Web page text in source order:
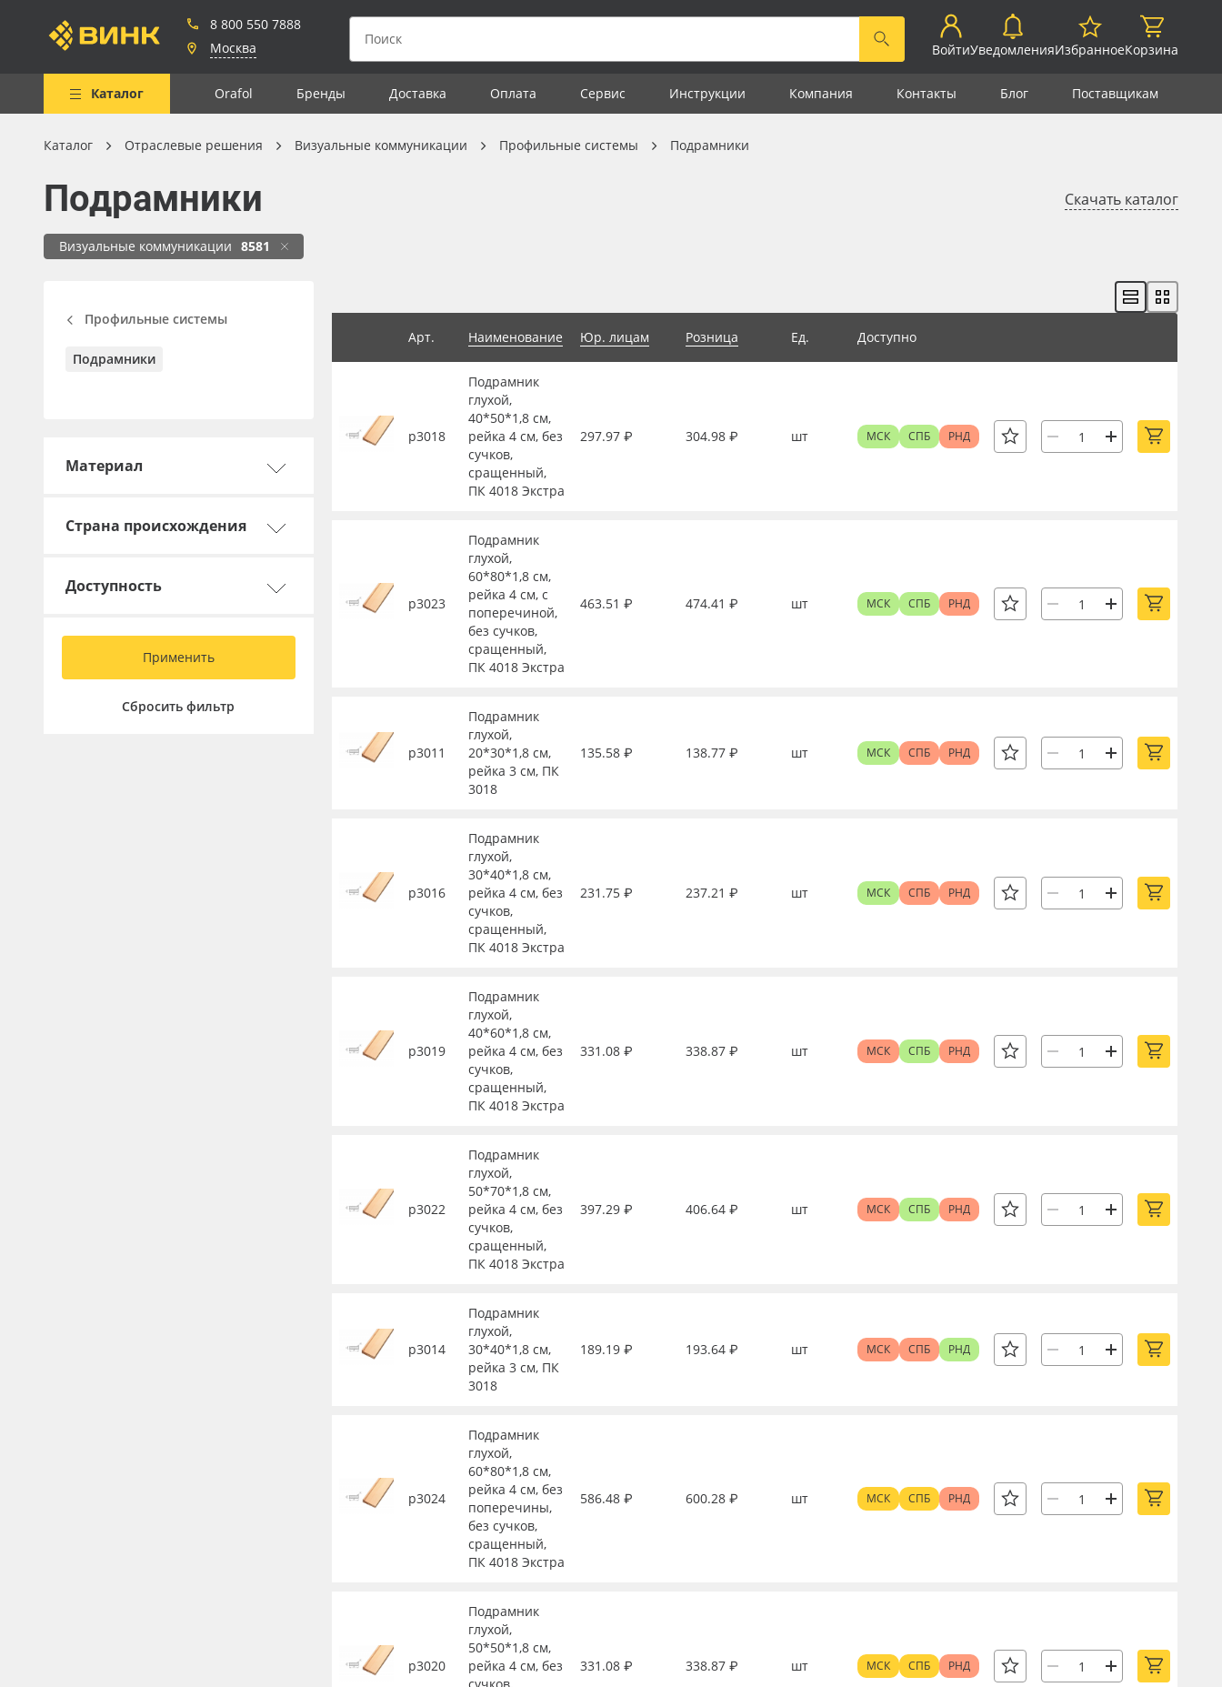
8 800 550 7888
Москва
ВойтиУведомленияИзбранноеКорзина
Каталог Orafol Бренды Доставка Оплата Сервис Инструкции Компания Контакты Блог Поставщикам
Весь каталог
Рулонные материалы
Листовые материалы
Клей, скотчи и крепёж
Мобильные конструкции и
Светотехника
Упаковочные материалы
Oracal 641
Плёнка монтажная Oratape
Каталог Отраслевые решения Визуальные коммуникации Профильные системы Подрамники
Подрамники Скачать каталог
Визуальные коммуникации 8581
Профильные системы
Подрамники
Материал
Страна происхождения
Доступность
Применить
Сбросить фильтр
Арт. Наименование Юр. лицам Розница Ед. Доступно
р3018
Подрамник
глухой,
40*50*1,8 см,
рейка 4 см, без
сучков,
сращенный,
ПК 4018 Экстра
297.97 ₽ 304.98 ₽ шт МСК СПБ РНД
р3023
Подрамник
глухой,
60*80*1,8 см,
рейка 4 см, с
поперечиной,
без сучков,
сращенный,
ПК 4018 Экстра
463.51 ₽ 474.41 ₽ шт МСК СПБ РНД
р3011
Подрамник
глухой,
20*30*1,8 см,
рейка 3 см, ПК
3018
135.58 ₽ 138.77 ₽ шт МСК СПБ РНД
р3016
Подрамник
глухой,
30*40*1,8 см,
рейка 4 см, без
сучков,
сращенный,
ПК 4018 Экстра
231.75 ₽ 237.21 ₽ шт МСК СПБ РНД
р3019
Подрамник
глухой,
40*60*1,8 см,
рейка 4 см, без
сучков,
сращенный,
ПК 4018 Экстра
331.08 ₽ 338.87 ₽ шт МСК СПБ РНД
р3022
Подрамник
глухой,
50*70*1,8 см,
рейка 4 см, без
сучков,
сращенный,
ПК 4018 Экстра
397.29 ₽ 406.64 ₽ шт МСК СПБ РНД
р3014
Подрамник
глухой,
30*40*1,8 см,
рейка 3 см, ПК
3018
189.19 ₽ 193.64 ₽ шт МСК СПБ РНД
р3024
Подрамник
глухой,
60*80*1,8 см,
рейка 4 см, без
поперечины,
без сучков,
сращенный,
ПК 4018 Экстра
586.48 ₽ 600.28 ₽ шт МСК СПБ РНД
р3020
Подрамник
глухой,
50*50*1,8 см,
рейка 4 см, без
331.08 ₽ 338.87 ₽ шт МСК СПБ РНД